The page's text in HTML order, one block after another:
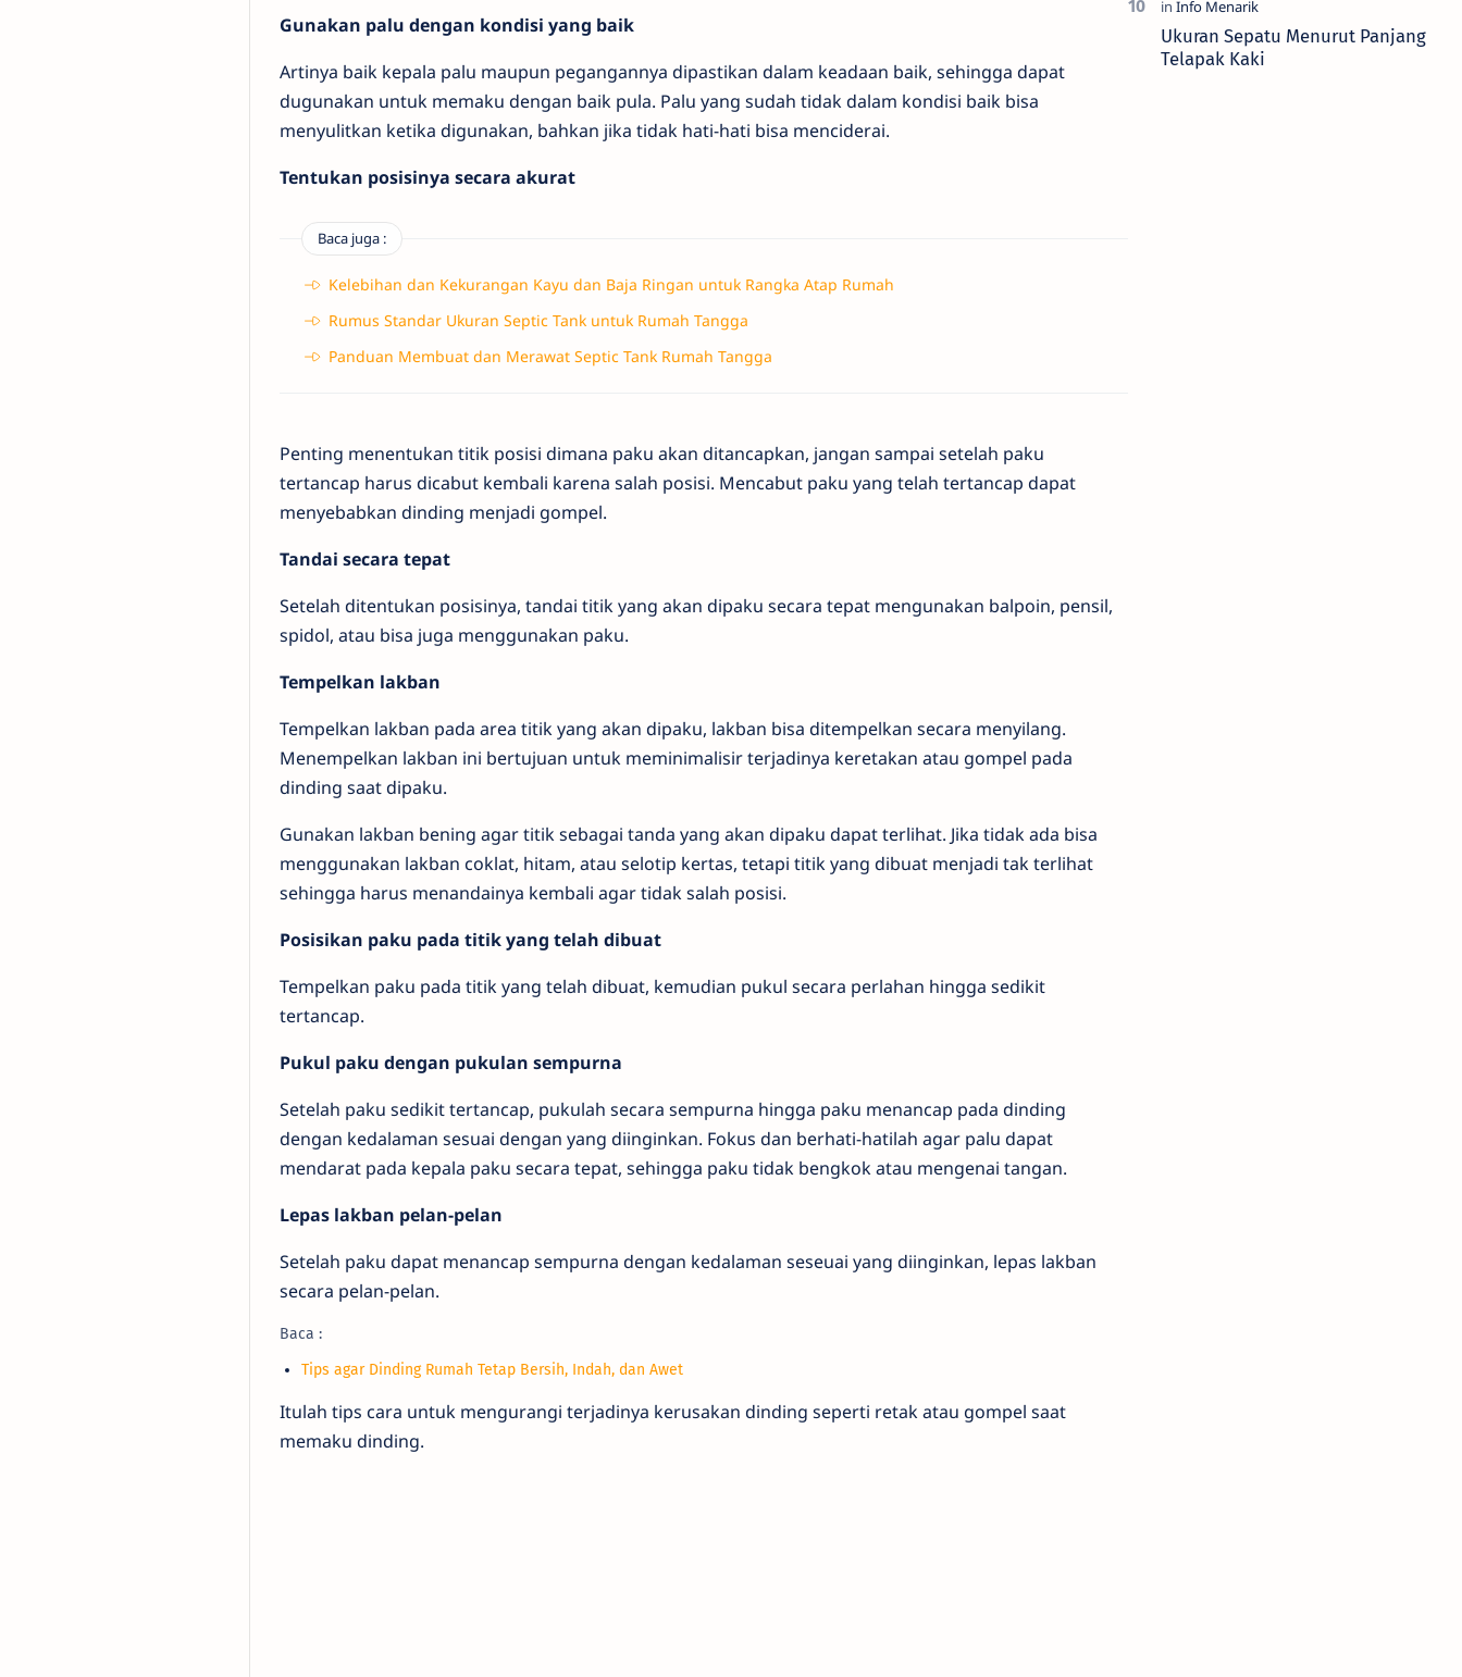
Gunakan palu dengan kondisi yang baik
Artinya baik kepala palu maupun pegangannya dipastikan dalam keadaan baik, sehingga dapat
dugunakan untuk memaku dengan baik pula. Palu yang sudah tidak dalam kondisi baik bisa
menyulitkan ketika digunakan, bahkan jika tidak hati-hati bisa menciderai.
Tentukan posisinya secara akurat
Baca juga :
Kelebihan dan Kekurangan Kayu dan Baja Ringan untuk Rangka Atap Rumah
Rumus Standar Ukuran Septic Tank untuk Rumah Tangga
Panduan Membuat dan Merawat Septic Tank Rumah Tangga
Penting menentukan titik posisi dimana paku akan ditancapkan, jangan sampai setelah paku
tertancap harus dicabut kembali karena salah posisi. Mencabut paku yang telah tertancap dapat
menyebabkan dinding menjadi gompel.
Tandai secara tepat
Setelah ditentukan posisinya, tandai titik yang akan dipaku secara tepat mengunakan balpoin, pensil,
spidol, atau bisa juga menggunakan paku.
Tempelkan lakban
Tempelkan lakban pada area titik yang akan dipaku, lakban bisa ditempelkan secara menyilang.
Menempelkan lakban ini bertujuan untuk meminimalisir terjadinya keretakan atau gompel pada
dinding saat dipaku.
Gunakan lakban bening agar titik sebagai tanda yang akan dipaku dapat terlihat. Jika tidak ada bisa
menggunakan lakban coklat, hitam, atau selotip kertas, tetapi titik yang dibuat menjadi tak terlihat
sehingga harus menandainya kembali agar tidak salah posisi.
Posisikan paku pada titik yang telah dibuat
Tempelkan paku pada titik yang telah dibuat, kemudian pukul secara perlahan hingga sedikit
tertancap.
Pukul paku dengan pukulan sempurna
Setelah paku sedikit tertancap, pukulah secara sempurna hingga paku menancap pada dinding
dengan kedalaman sesuai dengan yang diinginkan. Fokus dan berhati-hatilah agar palu dapat
mendarat pada kepala paku secara tepat, sehingga paku tidak bengkok atau mengenai tangan.
Lepas lakban pelan-pelan
Setelah paku dapat menancap sempurna dengan kedalaman seseuai yang diinginkan, lepas lakban
secara pelan-pelan.
Baca :
Tips agar Dinding Rumah Tetap Bersih, Indah, dan Awet
Itulah tips cara untuk mengurangi terjadinya kerusakan dinding seperti retak atau gompel saat
memaku dinding.
Ukuran Sepatu Menurut Panjang
Telapak Kaki